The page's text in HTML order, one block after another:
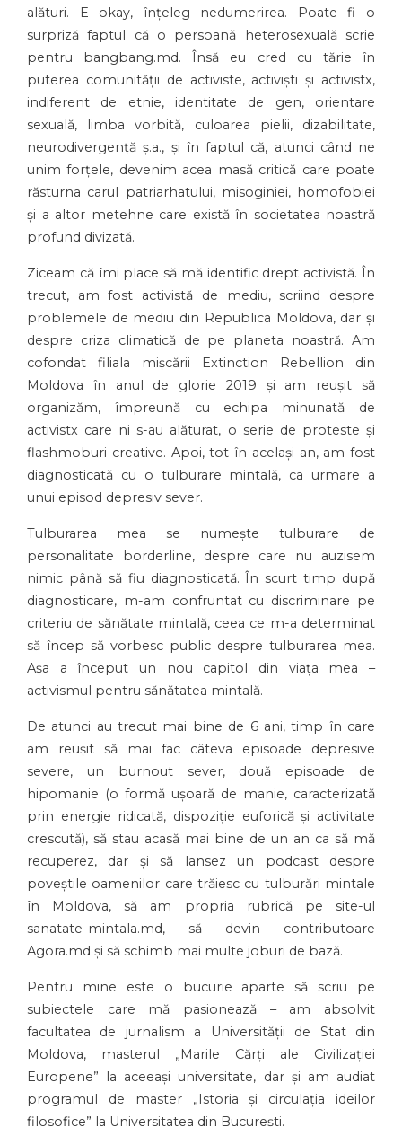
alături. E okay, înțeleg nedumerirea. Poate fi o
surpriză faptul că o persoană heterosexuală scrie
pentru bangbang.md. Însă eu cred cu tărie în
puterea comunității de activiste, activiști și activistx,
indiferent de etnie, identitate de gen, orientare
sexuală, limba vorbită, culoarea pielii, dizabilitate,
neurodivergență ș.a., și în faptul că, atunci când ne
unim forțele, devenim acea masă critică care poate
răsturna carul patriarhatului, misoginiei, homofobiei
și a altor metehne care există în societatea noastră
profund divizată.
Ziceam că îmi place să mă identific drept activistă. În
trecut, am fost activistă de mediu, scriind despre
problemele de mediu din Republica Moldova, dar și
despre criza climatică de pe planeta noastră. Am
cofondat filiala mișcării Extinction Rebellion din
Moldova în anul de glorie 2019 și am reușit să
organizăm, împreună cu echipa minunată de
activistx care ni s-au alăturat, o serie de proteste și
flashmoburi creative. Apoi, tot în același an, am fost
diagnosticată cu o tulburare mintală, ca urmare a
unui episod depresiv sever.
Tulburarea mea se numește tulburare de
personalitate borderline, despre care nu auzisem
nimic până să fiu diagnosticată. În scurt timp după
diagnosticare, m-am confruntat cu discriminare pe
criteriu de sănătate mintală, ceea ce m-a determinat
să încep să vorbesc public despre tulburarea mea.
Așa a început un nou capitol din viața mea –
activismul pentru sănătatea mintală.
De atunci au trecut mai bine de 6 ani, timp în care
am reușit să mai fac câteva episoade depresive
severe, un burnout sever, două episoade de
hipomanie (o formă ușoară de manie, caracterizată
prin energie ridicată, dispoziție euforică și activitate
crescută), să stau acasă mai bine de un an ca să mă
recuperez, dar și să lansez un podcast despre
poveștile oamenilor care trăiesc cu tulburări mintale
în Moldova, să am propria rubrică pe site-ul
sanatate-mintala.md, să devin contributoare
Agora.md și să schimb mai multe joburi de bază.
Pentru mine este o bucurie aparte să scriu pe
subiectele care mă pasionează – am absolvit
facultatea de jurnalism a Universității de Stat din
Moldova, masterul „Marile Cărți ale Civilizației
Europene” la aceeași universitate, dar și am audiat
programul de master „Istoria și circulația ideilor
filosofice” la Universitatea din București.